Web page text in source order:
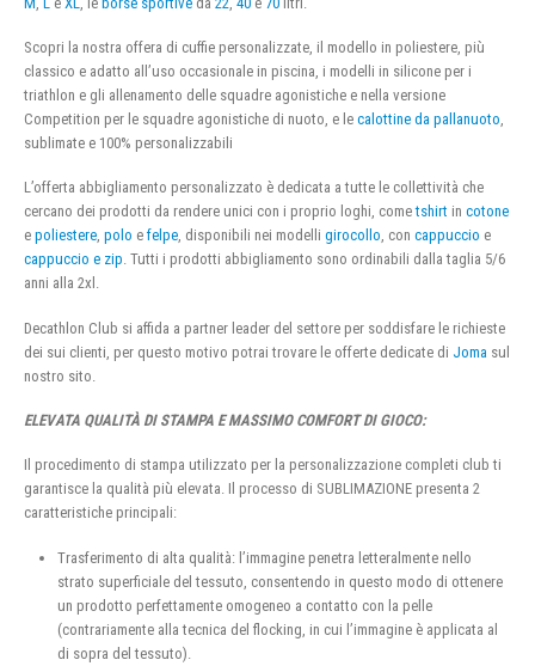
Scopri la nostra offera di cuffie personalizzate, il modello in poliestere, più
classico e adatto all’uso occasionale in piscina, i modelli in silicone per i
triathlon e gli allenamento delle squadre agonistiche e nella versione
Competition per le squadre agonistiche di nuoto, e le calottine da pallanuoto,
sublimate e 100% personalizzabili
L’offerta abbigliamento personalizzato è dedicata a tutte le collettività che
cercano dei prodotti da rendere unici con i proprio loghi, cometshirt in cotone
e poliestere, polo e felpe, disponibili nei modelli girocollo, con cappuccio e
cappuccio e zip. Tutti i prodotti abbigliamento sono ordinabili dalla taglia 5/6
anni alla 2xl.
Decathlon Club si affida a partner leader del settore per soddisfare le richieste
dei sui clienti, per questo motivo potrai trovare le offerte dedicate di Joma sul
nostro sito.
ELEVATA QUALITÀ DI STAMPA E MASSIMO COMFORT DI GIOCO:
Il procedimento di stampa utilizzato per la personalizzazione completi club ti
garantisce la qualità più elevata. Il processo di SUBLIMAZIONE presenta 2
caratteristiche principali:
Trasferimento di alta qualità: l’immagine penetra letteralmente nello
strato superficiale del tessuto, consentendo in questo modo di ottenere
un prodotto perfettamente omogeneo a contatto con la pelle
(contrariamente alla tecnica del flocking, in cui l’immagine è applicata al
di sopra del tessuto).